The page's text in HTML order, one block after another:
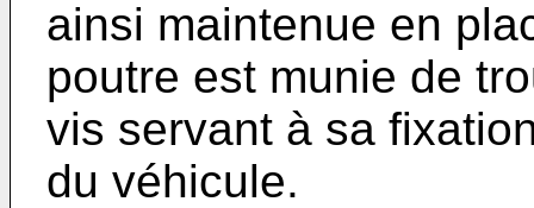
ainsi maintenue en
poutre est munie de
vis servant à sa
du véhicule.